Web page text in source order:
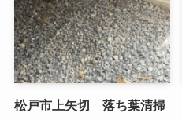
松戸市上矢切 落ち葉清掃